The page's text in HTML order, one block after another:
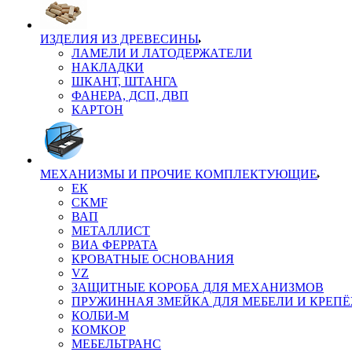
ИЗДЕЛИЯ ИЗ ДРЕВЕСИНЫ
ЛАМЕЛИ И ЛАТОДЕРЖАТЕЛИ
НАКЛАДКИ
ШКАНТ, ШТАНГА
ФАНЕРА, ДСП, ДВП
КАРТОН
МЕХАНИЗМЫ И ПРОЧИЕ КОМПЛЕКТУЮЩИЕ
ЕК
CKMF
ВАП
МЕТАЛЛИСТ
ВИА ФЕРРАТА
КРОВАТНЫЕ ОСНОВАНИЯ
VZ
ЗАЩИТНЫЕ КОРОБА ДЛЯ МЕХАНИЗМОВ
ПРУЖИННАЯ ЗМЕЙКА ДЛЯ МЕБЕЛИ И
КОЛБИ-М
КОМКОР
МЕБЕЛЬТРАНС